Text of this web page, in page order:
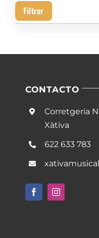
Filtrar
CONTACTO
Corretgeria
Xàtiva
622 633 783